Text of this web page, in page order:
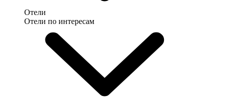
Отели
Отели по интересам